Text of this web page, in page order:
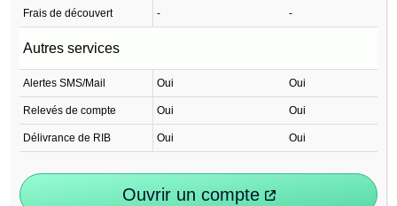
Frais de découvert - -
Autres services
Alertes SMS/Mail Oui Oui
Relevés de compte Oui Oui
Délivrance de RIB Oui Oui
Ouvrir un compte